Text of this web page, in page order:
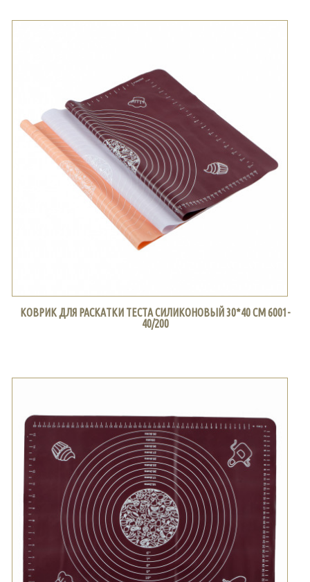
КОВРИК ДЛЯ РАСКАТКИ ТЕСТА СИЛИКОНОВЫЙ 30*40 СМ 6001-
40/200